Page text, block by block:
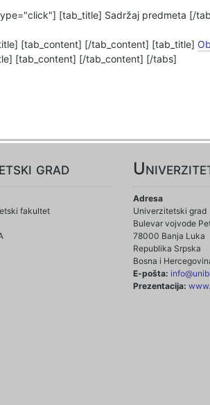
[tab_title] Sadržaj predmeta [/
[tab_content] [/tab_content] [tab_title]
[tab_content] [/tab_content] [/tabs]
grad
fakultet
Adresa
Univerzitetski grad
Bulevar vojvode
78000 Banja Luka
Republika Srpska
Bosna i
E-pošta:
Prezentacija: